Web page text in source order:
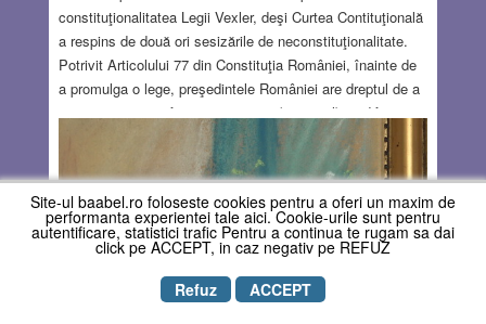
constituţionalitatea Legii Vexler, deşi Curtea Contituţională
a respins de două ori sesizările de neconstituţionalitate.
Potrivit Articolului 77 din Constituţia României, înainte de
a promulga o lege, preşedintele României are dreptul de a
o trimite pentru a fi reexaminată şi (eventual) modificată
de Parlament, dar după adoptarea ei, este obligat să o
promulge. În consecinţă, dorinţa preşedintelui Nicuşor Dan
de a retrimite Legea Vexler în parlament nu constituie un
abuz, dar nu pot să nu mă întreb ce înseamnă, de fapt,
acest demers.
Read more…
13 COMMENTS
Site-ul baabel.ro foloseste cookies pentru a oferi un maxim de
performanta experientei tale aici. Cookie-urile sunt pentru
autentificare, statistici trafic Pentru a continua te rugam sa dai
click pe ACCEPT, in caz negativ pe REFUZ
Refuz
ACCEPT